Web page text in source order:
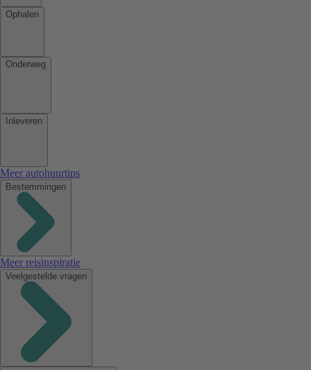
Ophalen
Onderweg
Inleveren
Meer autohuurtips
Bestemmingen
Meer reisinspiratie
Veelgestelde vragen